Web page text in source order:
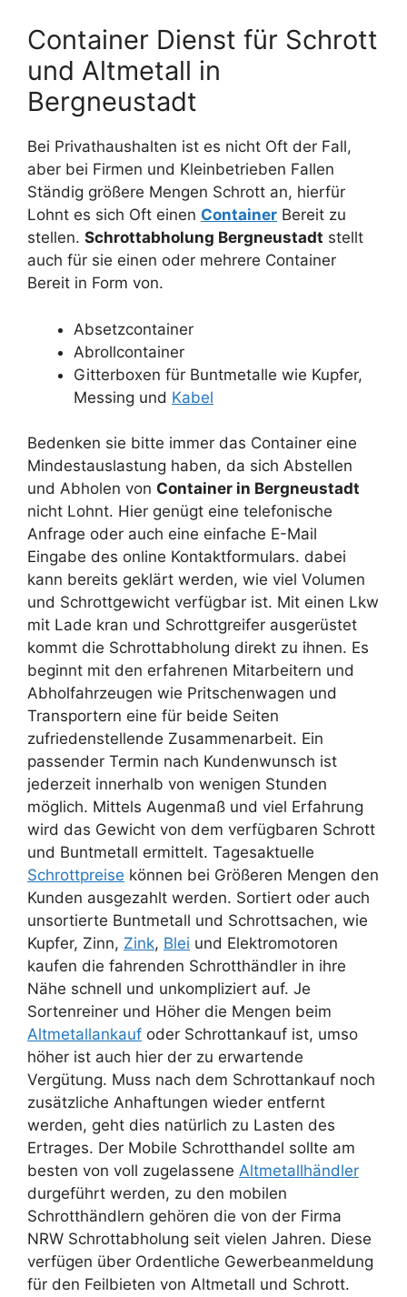
Container Dienst für Schrott
und Altmetall in
Bergneustadt
Bei Privathaushalten ist es nicht Oft der Fall,
aber bei Firmen und Kleinbetrieben Fallen
Ständig größere Mengen Schrott an, hierfür
Lohnt es sich Oft einen Container Bereit zu
stellen. Schrottabholung Bergneustadt stellt
auch für sie einen oder mehrere Container
Bereit in Form von.
Absetzcontainer
Abrollcontainer
Gitterboxen für Buntmetalle wie Kupfer,
Messing und Kabel
Bedenken sie bitte immer das Container eine
Mindestauslastung haben, da sich Abstellen
und Abholen von Container in Bergneustadt
nicht Lohnt. Hier genügt eine telefonische
Anfrage oder auch eine einfache E-Mail
Eingabe des online Kontaktformulars. dabei
kann bereits geklärt werden, wie viel Volumen
und Schrottgewicht verfügbar ist. Mit einen Lkw
mit Lade kran und Schrottgreifer ausgerüstet
kommt die Schrottabholung direkt zu ihnen. Es
beginnt mit den erfahrenen Mitarbeitern und
Abholfahrzeugen wie Pritschenwagen und
Transportern eine für beide Seiten
zufriedenstellende Zusammenarbeit. Ein
passender Termin nach Kundenwunsch ist
jederzeit innerhalb von wenigen Stunden
möglich. Mittels Augenmaß und viel Erfahrung
wird das Gewicht von dem verfügbaren Schrott
und Buntmetall ermittelt. Tagesaktuelle
Schrottpreise können bei Größeren Mengen den
Kunden ausgezahlt werden. Sortiert oder auch
unsortierte Buntmetall und Schrottsachen, wie
Kupfer, Zinn, Zink, Blei und Elektromotoren
kaufen die fahrenden Schrotthändler in ihre
Nähe schnell und unkompliziert auf. Je
Sortenreiner und Höher die Mengen beim
Altmetallankauf oder Schrottankauf ist, umso
höher ist auch hier der zu erwartende
Vergütung. Muss nach dem Schrottankauf noch
zusätzliche Anhaftungen wieder entfernt
werden, geht dies natürlich zu Lasten des
Ertrages. Der Mobile Schrotthandel sollte am
besten von voll zugelassene Altmetallhändler
durgeführt werden, zu den mobilen
Schrotthändlern gehören die von der Firma
NRW Schrottabholung seit vielen Jahren. Diese
verfügen über Ordentliche Gewerbeanmeldung
für den Feilbieten von Altmetall und Schrott.